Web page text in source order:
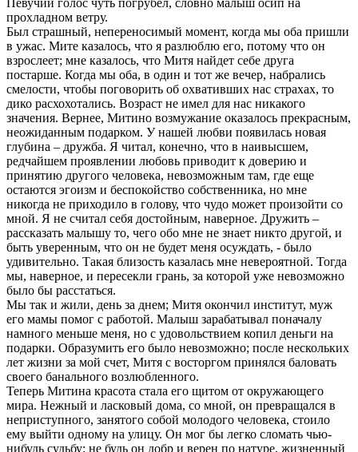
прохладном ветру.
Был страшный, непереносимый момент, когда мы оба пришли
в ужас. Мите казалось, что я разлюблю его, потому что он
взрослеет; мне казалось, что Митя найдет себе друга
постарше. Когда мы оба, в один и тот же вечер, набрались
смелости, чтобы поговорить об охвативших нас страхах, то
дико расхохотались. Возраст не имел для нас никакого
значения. Вернее, Митино возмужание оказалось прекрасным,
неожиданным подарком. У нашей любви появилась новая
глубина – дружба. Я читал, конечно, что в наивысшем,
редчайшем проявлении любовь приводит к доверию и
принятию другого человека, невозможным там, где еще
остаются эгоизм и беспокойство собственника, но мне
никогда не приходило в голову, что чудо может произойти со
мной. Я не считал себя достойным, наверное. Дружить –
рассказать малышу то, чего обо мне не знает никто другой, и
быть уверенным, что он не будет меня осуждать, - было
удивительно. Такая близость казалась мне невероятной. Тогда
мы, наверное, и пересекли грань, за которой уже невозможно
было бы расстаться.
Мы так и жили, день за днем; Митя окончил институт, муж
его мамы помог с работой. Малыш зарабатывал поначалу
намного меньше меня, но с удовольствием копил деньги на
подарки. Образумить его было невозможно; после нескольких
лет жизни за мой счет, Митя с восторгом принялся баловать
своего банального возлюбленного.
Теперь Митина красота стала его щитом от окружающего
мира. Нежный и ласковый дома, со мной, он превращался в
неприступного, занятого собой молодого человека, стоило
ему выйти одному на улицу. Он мог бы легко сломать чью-
нибудь судьбу; не будь он добр и верен по натуре, жизненный